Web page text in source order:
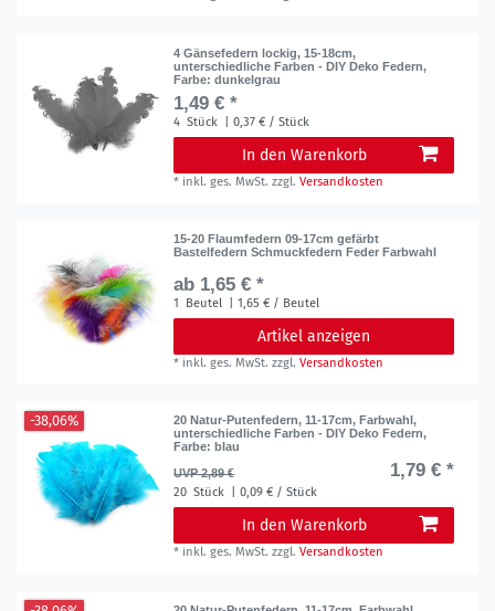
4 Gänsefedern lockig, 15-18cm,
unterschiedliche Farben - DIY Deko Federn,
Farbe: dunkelgrau
1,49 € *
4 Stück | 0,37 € / Stück
In den Warenkorb
* inkl. ges. MwSt. zzgl.Versandkosten
15-20 Flaumfedern 09-17cm gefärbt
Bastelfedern Schmuckfedern Feder Farbwahl
ab 1,65 € *
1 Beutel | 1,65 € / Beutel
Artikel anzeigen
* inkl. ges. MwSt. zzgl.Versandkosten
-38,06%
20 Natur-Putenfedern, 11-17cm, Farbwahl,
unterschiedliche Farben - DIY Deko Federn,
Farbe: blau
UVP 2,89 €
1,79 € *
20 Stück | 0,09 € / Stück
In den Warenkorb
* inkl. ges. MwSt. zzgl.Versandkosten